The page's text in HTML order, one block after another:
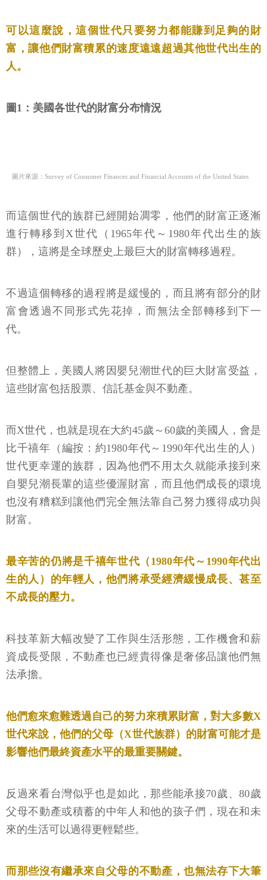
可以這麼說，這個世代只要努力都能賺到足夠的財
富，讓他們財富積累的速度遠遠超過其他世代出生的
人。
圖1：美國各世代的財富分布情況
圖片來源：Survey of Consumer Finances and Financial Accounts of the United States
而這個世代的族群已經開始凋零，他們的財富正逐漸
進行轉移到X世代（1965年代～1980年代出生的族
群），這將是全球歷史上最巨大的財富轉移過程。
不過這個轉移的過程將是緩慢的，而且將有部分的財
富會透過不同形式先花掉，而無法全部轉移到下一
代。
但整體上，美國人將因嬰兒潮世代的巨大財富受益，
這些財富包括股票、信託基金與不動產。
而X世代，也就是現在大約45歲～60歲的美國人，會是
比千禧年（編按：約1980年代～1990年代出生的人）
世代更幸運的族群，因為他們不用太久就能承接到來
自嬰兒潮長輩的這些優渥財富，而且他們成長的環境
也沒有糟糕到讓他們完全無法靠自己努力獲得成功與
財富。
最辛苦的仍將是千禧年世代（1980年代～1990年代出
生的人）的年輕人，他們將承受經濟緩慢成長、甚至
不成長的壓力。
科技革新大幅改變了工作與生活形態，工作機會和薪
資成長受限，不動產也已經貴得像是奢侈品讓他們無
法承擔。
他們愈來愈難透過自己的努力來積累財富，對大多數X
世代來說，他們的父母（X世代族群）的財富可能才是
影響他們最終資產水平的最重要關鍵。
反過來看台灣似乎也是如此，那些能承接70歲、80歲
父母不動產或積蓄的中年人和他的孩子們，現在和未
來的生活可以過得更輕鬆些。
而那些沒有繼承來自父母的不動產，也無法存下大筆